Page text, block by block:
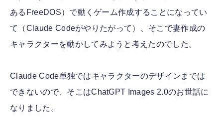
あるFreeDOS）で動くゲーム作成することになってい
て（Claude Codeがやりたがって）、そこで妻作成の
キャラクターを動かしてみようと考えたのでした。
Claude Code単独ではキャラクターのデザインまでは
できないので、そこはChatGPT Images 2.0のお世話に
なりました。